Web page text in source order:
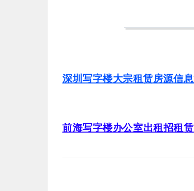
深圳写字楼大宗租赁房源信
前海写字楼办公室出租招租